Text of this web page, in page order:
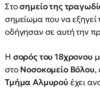
Στοσημείο της
σημείωμα που να εξηγεί
οδήγησαν σε αυτή την
Η σορός του 18χρονου
στοΝοσοκομείο Βόλου,
Τμήμα Αλμυρού έχει